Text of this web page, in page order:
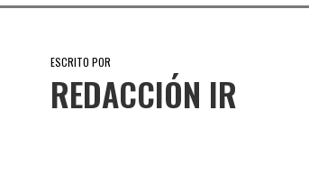
ESCRITO POR
REDACCIÓN IR